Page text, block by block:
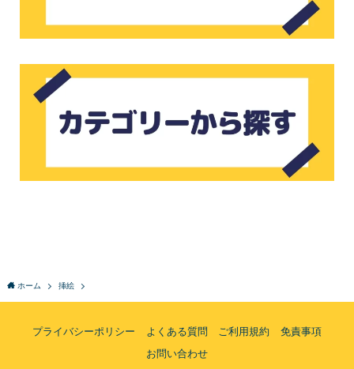
ホーム 挿絵
プライバシーポリシー よくある質問 ご利用規約
免責事項
お問い合わせ